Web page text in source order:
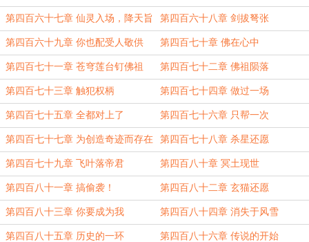
第四百六十七章 仙灵入场，降天旨 第四百六十八章 剑拔弩张
第四百六十九章 你也配受人敬供 第四百七十章 佛在心中
第四百七十一章 苍穹莲台钉佛祖 第四百七十二章 佛祖陨落
第四百七十三章 触犯权柄 第四百七十四章 做过一场
第四百七十五章 全都对上了 第四百七十六章 只帮一次
第四百七十七章 为创造奇迹而存在 第四百七十八章 杀星还愿
第四百七十九章 飞叶落帝君 第四百八十章 冥土现世
第四百八十一章 搞偷袭！ 第四百八十二章 玄猫还愿
第四百八十三章 你要成为我 第四百八十四章 消失于风雪
第四百八十五章 历史的一环 第四百八十六章 传说的开始